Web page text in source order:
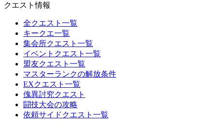
クエスト情報
全クエスト一覧
キークエ一覧
集会所クエスト一覧
イベントクエスト一覧
盟友クエスト一覧
マスターランクの解放条件
EXクエスト一覧
傀異討究クエスト
闘技大会の攻略
依頼サイドクエスト一覧